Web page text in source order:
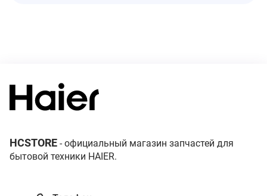
HCSTORE - официальный магазин запчастей для
бытовой техники HAIER.